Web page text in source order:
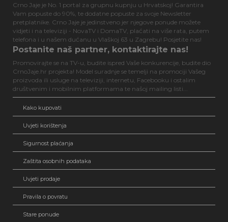
Crno Jaje je No. 1 portal za grupnu kupnju u Hrvatskoj! Garantira
Vam popuste do 90%, te dodatne popuste za svoje Newsletter
pretplatnike. Crno Jaje je jedinstveno jer njegove ponude možete
vidjeti i na televiziji - NovaTV i DomaTV, plaćati na više rata, putem
telefona i u našem dućanu u Vlaškoj 63 u Zagrebu! Posjetite nas!
Postanite naš partner, kontaktirajte nas!
Promovirajte se na TV-u, budite ispred Vaše konkurencije, budite dio
CrnoJaje.hr projekta! Model suradnje se temelji na promociji Vašeg
proizvoda ili usluge na televiziji, internetu, Facebooku i ostalim
društvenim i mobilnim platformama te našoj mailing listi...
Kako kupovati
Uvjeti korištenja
Sigurnost plaćanja
Zaštita osobnih podataka
Uvjeti prodaje
Pravila o povratu
Stare ponude